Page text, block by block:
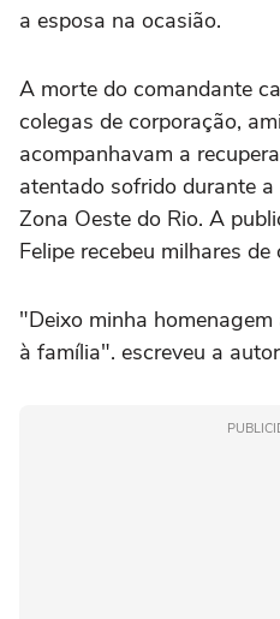
a esposa na ocasião.
A morte do comandante
colegas de corporação,
acompanhavam a
atentado sofrido durante
Zona Oeste do Rio. A
Felipe recebeu milhares
"Deixo minha
à família". escreveu a